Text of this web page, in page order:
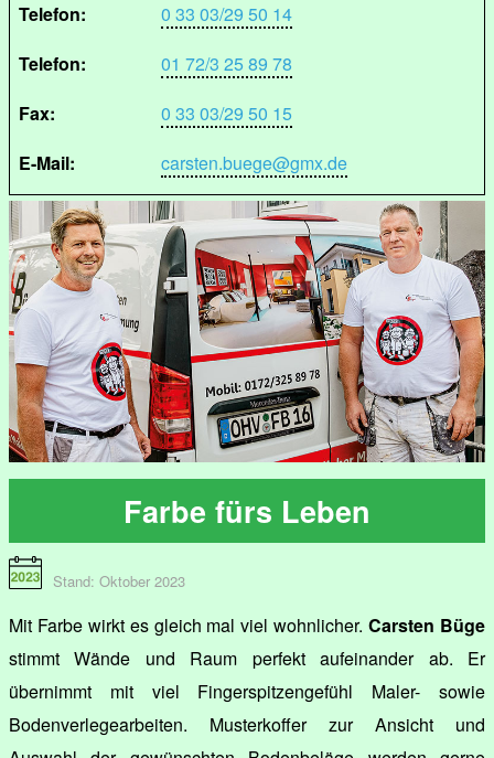
Telefon:
0 33 03/29 50 14
Telefon:
01 72/3 25 89 78
Fax:
0 33 03/29 50 15
E-Mail:
carsten.buege@gmx.de
Farbe fürs Leben
Stand: Oktober 2023
Mit Farbe wirkt es gleich mal viel wohnlicher.Carsten Büge
stimmt Wände und Raum perfekt aufeinander ab. Er
übernimmt mit viel Fingerspitzengefühl Maler- sowie
Bodenverlegearbeiten. Musterkoffer zur Ansicht und